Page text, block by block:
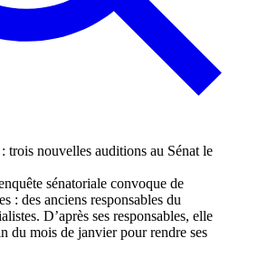
sénatoriale convoque de
: des anciens responsables du
D’après ses responsables, elle
du mois de janvier pour rendre ses